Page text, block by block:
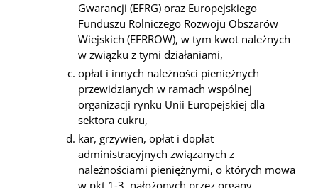
Gwarancji (EFRG) oraz Europejskiego
Funduszu Rolniczego Rozwoju Obszarów
Wiejskich (EFRROW), w tym kwot należnych
w związku z tymi działaniami,
opłat i innych należności pieniężnych
przewidzianych w ramach wspólnej
organizacji rynku Unii Europejskiej dla
sektora cukru,
kar, grzywien, opłat i dopłat
administracyjnych związanych z
należnościami pieniężnymi, o których mowa
w pkt 1-3, nałożonych przez organy